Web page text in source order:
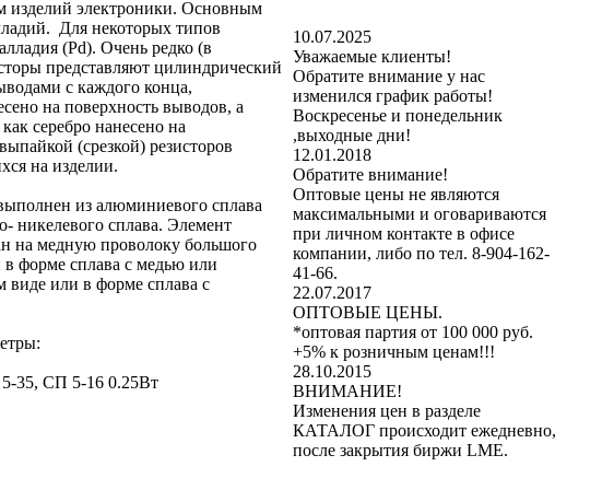
изделий электроники. Основным
Для некоторых типов
(Pd). Очень редко (в
представляют цилиндрический
с каждого конца,
на поверхность выводов, а
серебро нанесено на
(срезкой) резисторов
на изделии.
из алюминиевого сплава
никелевого сплава. Элемент
на медную проволоку большого
в форме сплава с медью или
виде или в форме сплава с
35, СП 5-16 0.25Вт
10.07.2025
Уважаемые клиенты!
Обратите внимание у нас
изменился график работы!
Воскресенье и понедельник
,выходные дни!
12.01.2018
Обратите внимание!
Оптовые цены не являются
максимальными и оговариваются
при личном контакте в офисе
компании, либо по тел. 8-904-162-
41-66.
22.07.2017
ОПТОВЫЕ ЦЕНЫ.
*оптовая партия от 100 000 руб.
+5% к розничным ценам!!!
28.10.2015
ВНИМАНИЕ!
Изменения цен в разделе
КАТАЛОГ происходит ежедневно,
после закрытия биржи LME.